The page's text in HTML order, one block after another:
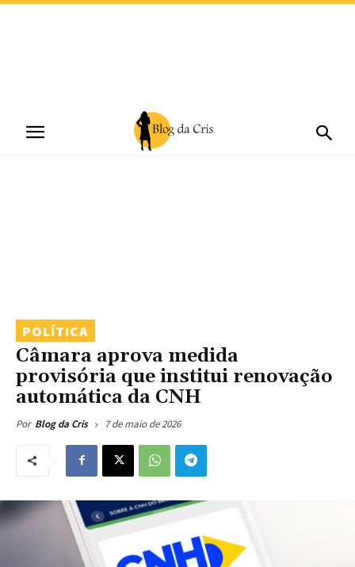
POLÍTICA
Câmara aprova medida
provisória que institui renovação
automática da CNH
Por Blog da Cris 7 de maio de 2026